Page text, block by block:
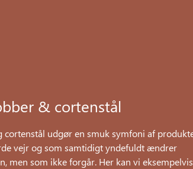
& cortenstål
cortenstål udgør en smuk symfoni af
vejr og som samtidigt yndefuldt ændrer
men som ikke forgår. Her kan vi eksempelvis